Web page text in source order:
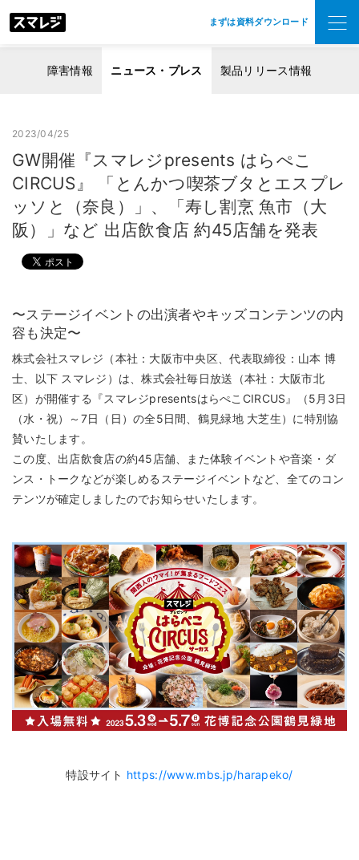
まずは資料ダウンロード
障害情報 ニュース・プレス 製品リリース情報
2023/04/25
GW開催『スマレジpresents はらぺこ
CIRCUS』 「とんかつ喫茶ブタとエスプレ
ッソと（奈良）」、「寿し割烹 魚市（大
阪）」など 出店飲食店 約45店舗を発表
〜ステージイベントの出演者やキッズコンテンツの内
容も決定〜
株式会社スマレジ（本社：大阪市中央区、代表取締役：山本 博
士、以下 スマレジ）は、株式会社毎日放送（本社：大阪市北
区）が開催する『スマレジpresentsはらぺこCIRCUS』（5月3日
（水・祝）～7日（日）の全5日間、鶴見緑地 大芝生）に特別協
賛いたします。
この度、出店飲食店の約45店舗、また体験イベントや音楽・ダ
ンス・トークなどが楽しめるステージイベントなど、全てのコン
テンツが確定しましたのでお知らせいたします。
特設サイト https://www.mbs.jp/harapeko/